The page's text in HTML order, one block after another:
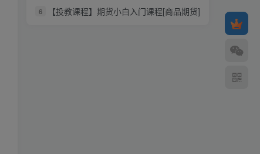
6 【投教课程】期货小白入门课程[商品期货]